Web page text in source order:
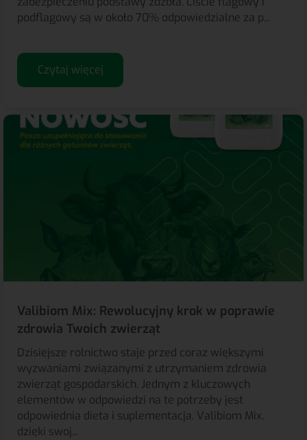
podflagowy są w około 70% odpowiedzialne za p...
Czytaj więcej
Valibiom Mix: Rewolucyjny krok w poprawie
zdrowia Twoich zwierząt
Dzisiejsze rolnictwo staje przed coraz większymi
wyzwaniami związanymi z utrzymaniem zdrowia
zwierząt gospodarskich. Jednym z kluczowych
elementów w odpowiedzi na te potrzeby jest
odpowiednia dieta i suplementacja. Valibiom Mix,
dzięki swoj...